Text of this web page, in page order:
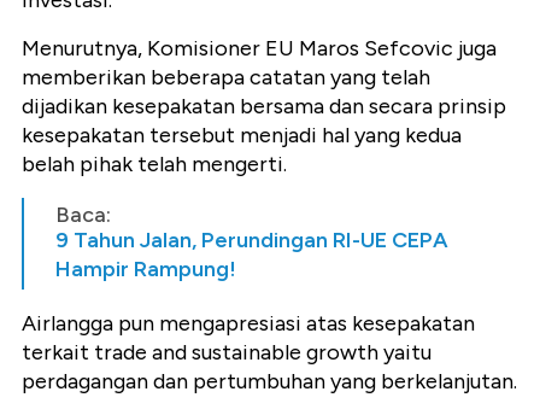
Menurutnya, Komisioner EU Maros Sefcovic juga
memberikan beberapa catatan yang telah
dijadikan kesepakatan bersama dan secara prinsip
kesepakatan tersebut menjadi hal yang kedua
belah pihak telah mengerti.
Baca:
9 Tahun Jalan, Perundingan RI-UE CEPA
Hampir Rampung!
Airlangga pun mengapresiasi atas kesepakatan
terkait trade and sustainable growth yaitu
perdagangan dan pertumbuhan yang berkelanjutan.